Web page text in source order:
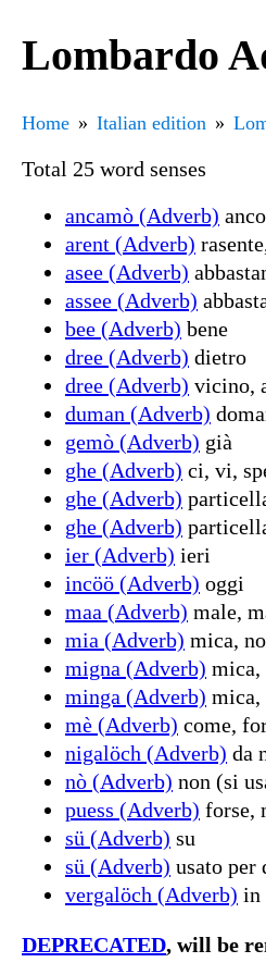
Lombardo
Home Italian edition
Total 25 word senses
ancamò (Adverb)
arent (Adverb)
asee (Adverb)
assee (Adverb)
bee (Adverb) bene
dree (Adverb) dietro
dree (Adverb) vicino,
duman (Adverb)
gemò (Adverb) già
ghe (Adverb) ci, vi,
ghe (Adverb)
ghe (Adverb)
ier (Adverb) ieri
incöö (Adverb) oggi
maa (Adverb) male,
mia (Adverb) mica,
migna (Adverb) mica,
minga (Adverb) mica,
mè (Adverb) come,
nigalöch (Adverb) da
nò (Adverb) non (si
puess (Adverb) forse,
sü (Adverb) su
sü (Adverb) usato per
vergalöch (Adverb) in
DEPRECATED, will be